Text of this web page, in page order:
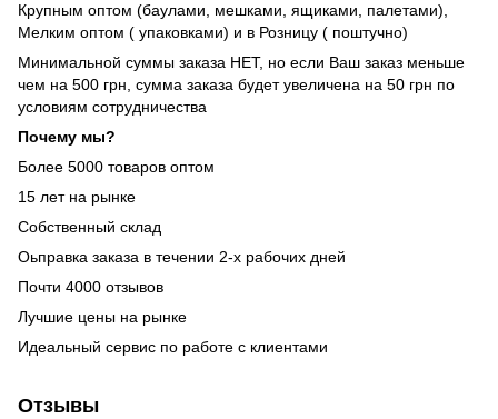
Крупным оптом (баулами, мешками, ящиками, палетами),
Мелким оптом ( упаковками) и в Розницу ( поштучно)
Минимальной суммы заказа НЕТ, но если Ваш заказ меньше
чем на 500 грн, сумма заказа будет увеличена на 50 грн по
условиям сотрудничества
Почему мы?
Более 5000 товаров оптом
15 лет на рынке
Собственный склад
Оьправка заказа в течении 2-х рабочих дней
Почти 4000 отзывов
Лучшие цены на рынке
Идеальный сервис по работе с клиентами
Отзывы